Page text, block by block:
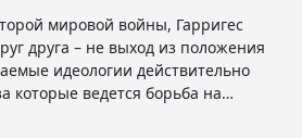
друга – не выход из положения
идеологии действительно
которые ведется борьба на…